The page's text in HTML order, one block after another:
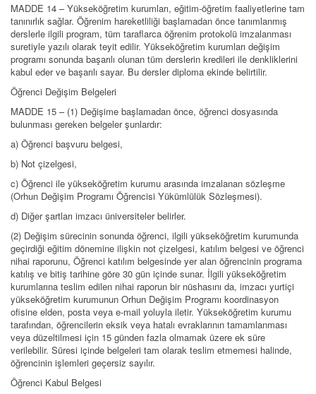
MADDE 14 – Yükseköğretim kurumları, eğitim-öğretim faaliyetlerine tam
tanınırlık sağlar. Öğrenim hareketliliği başlamadan önce tanımlanmış
derslerle ilgili program, tüm taraflarca öğrenim protokolü imzalanması
suretiyle yazılı olarak teyit edilir. Yükseköğretim kurumları değişim
programı sonunda başarılı olunan tüm derslerin kredileri ile denkliklerini
kabul eder ve başarılı sayar. Bu dersler diploma ekinde belirtilir.
Öğrenci Değişim Belgeleri
MADDE 15 – (1) Değişime başlamadan önce, öğrenci dosyasında
bulunması gereken belgeler şunlardır:
a) Öğrenci başvuru belgesi,
b) Not çizelgesi,
c) Öğrenci ile yükseköğretim kurumu arasında imzalanan sözleşme
(Orhun Değişim Programı Öğrencisi Yükümlülük Sözleşmesi).
d) Diğer şartları imzacı üniversiteler belirler.
(2) Değişim sürecinin sonunda öğrenci, ilgili yükseköğretim kurumunda
geçirdiği eğitim dönemine ilişkin not çizelgesi, katılım belgesi ve öğrenci
nihai raporunu, Öğrenci katılım belgesinde yer alan öğrencinin programa
katılış ve bitiş tarihine göre 30 gün içinde sunar. İlgili yükseköğretim
kurumlarına teslim edilen nihai raporun bir nüshasını da, imzacı yurtiçi
yükseköğretim kurumunun Orhun Değişim Programı koordinasyon
ofisine elden, posta veya e-mail yoluyla iletir. Yükseköğretim kurumu
tarafından, öğrencilerin eksik veya hatalı evraklarının tamamlanması
veya düzeltilmesi için 15 günden fazla olmamak üzere ek süre
verilebilir. Süresi içinde belgeleri tam olarak teslim etmemesi halinde,
öğrencinin işlemleri geçersiz sayılır.
Öğrenci Kabul Belgesi